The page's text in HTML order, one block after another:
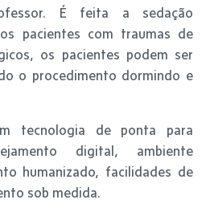
É feita a sedação
pacientes com traumas de
os pacientes podem ser
o procedimento dormindo e
tecnologia de ponta para
digital, ambiente
humanizado, facilidades de
sob medida.